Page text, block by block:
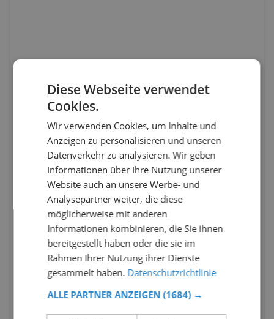
Diese Webseite verwendet
Cookies.
Wir verwenden Cookies, um Inhalte und
Anzeigen zu personalisieren und unseren
Datenverkehr zu analysieren. Wir geben
Informationen über Ihre Nutzung unserer
Website auch an unsere Werbe- und
Analysepartner weiter, die diese
möglicherweise mit anderen
Informationen kombinieren, die Sie ihnen
bereitgestellt haben oder die sie im
Rahmen Ihrer Nutzung ihrer Dienste
gesammelt haben. Datenschutzrichtlinie
ALLE PARTNER ANZEIGEN (1684) →